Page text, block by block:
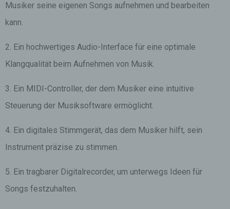
Musiker seine eigenen Songs aufnehmen und bearbeiten
kann.
2. Ein hochwertiges Audio-Interface für eine optimale
Klangqualität beim Aufnehmen von Musik.
3. Ein MIDI-Controller, der dem Musiker eine intuitive
Steuerung der Musiksoftware ermöglicht.
4. Ein digitales Stimmgerät, das dem Musiker hilft, sein
Instrument präzise zu stimmen.
5. Ein tragbarer Digitalrecorder, um unterwegs Ideen für
Songs festzuhalten.